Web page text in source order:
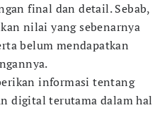
final dan detail. Sebab,
nilai yang sebenarnya
belum mendapatkan
informasi tentang
digital terutama dalam hal